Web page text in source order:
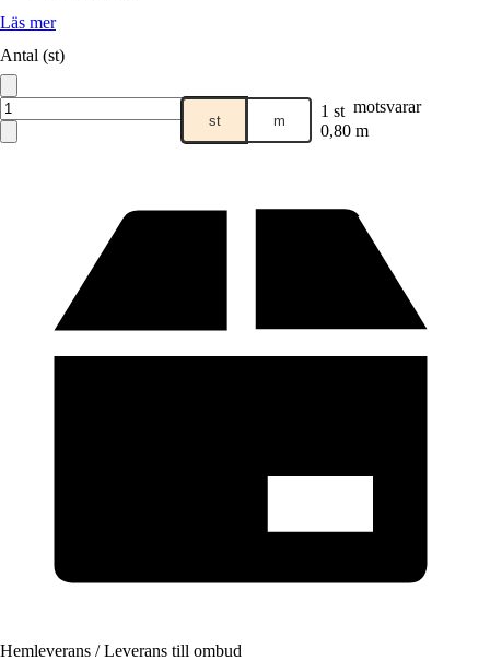
Läs mer
Antal (st)
st m 1 st motsvarar
0,80 m
Hemleverans / Leverans till ombud